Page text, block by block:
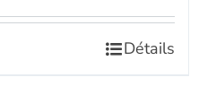
Détails